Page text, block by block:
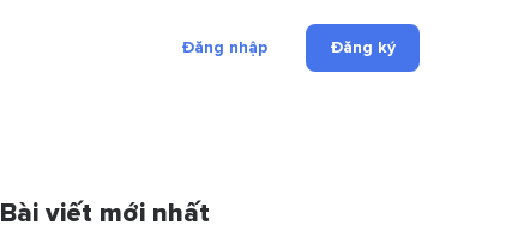
Đăng nhập Đăng ký
Bài viết mới nhất